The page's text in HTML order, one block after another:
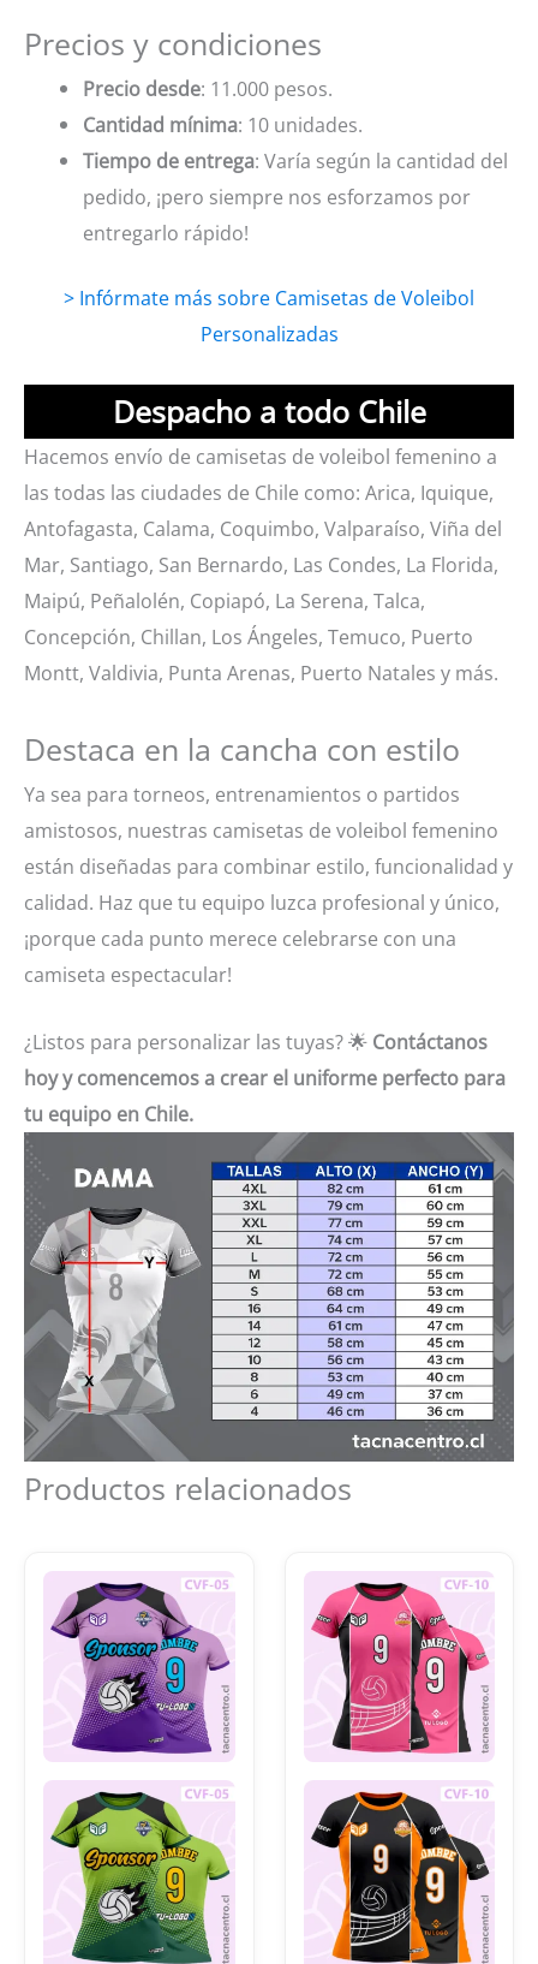
Precios y condiciones
Precio desde: 11.000 pesos.
Cantidad mínima: 10 unidades.
Tiempo de entrega: Varía según la cantidad del
pedido, ¡pero siempre nos esforzamos por
entregarlo rápido!
> Infórmate más sobre Camisetas de Voleibol
Personalizadas
Despacho a todo Chile
Hacemos envío de camisetas de voleibol femenino a
las todas las ciudades de Chile como: Arica, Iquique,
Antofagasta, Calama, Coquimbo, Valparaíso, Viña del
Mar, Santiago, San Bernardo, Las Condes, La Florida,
Maipú, Peñalolén, Copiapó, La Serena, Talca,
Concepción, Chillan, Los Ángeles, Temuco, Puerto
Montt, Valdivia, Punta Arenas, Puerto Natales y más.
Destaca en la cancha con estilo
Ya sea para torneos, entrenamientos o partidos
amistosos, nuestras camisetas de voleibol femenino
están diseñadas para combinar estilo, funcionalidad y
calidad. Haz que tu equipo luzca profesional y único,
¡porque cada punto merece celebrarse con una
camiseta espectacular!
¿Listos para personalizar las tuyas? 🌟 Contáctanos
hoy y comencemos a crear el uniforme perfecto para
tu equipo en Chile.
Productos relacionados